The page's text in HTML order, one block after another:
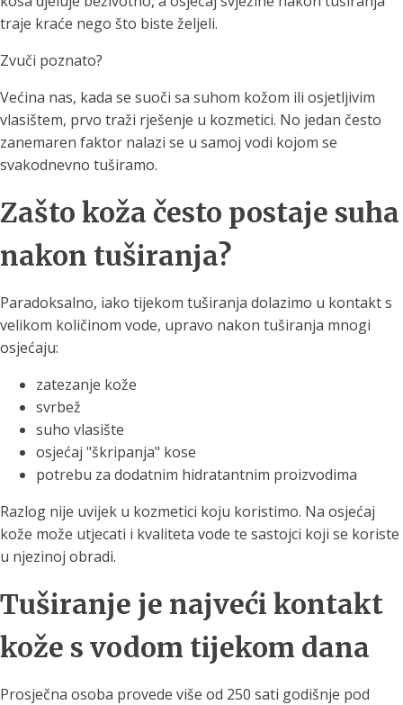
traje kraće nego što biste željeli.
Zvuči poznato?
Većina nas, kada se suoči sa suhom kožom ili osjetljivim
vlasištem, prvo traži rješenje u kozmetici. No jedan često
zanemaren faktor nalazi se u samoj vodi kojom se
svakodnevno tuširamo.
Zašto koža često postaje suha
nakon tuširanja?
Paradoksalno, iako tijekom tuširanja dolazimo u kontakt s
velikom količinom vode, upravo nakon tuširanja mnogi
osjećaju:
zatezanje kože
svrbež
suho vlasište
osjećaj "škripanja" kose
potrebu za dodatnim hidratantnim proizvodima
Razlog nije uvijek u kozmetici koju koristimo. Na osjećaj
kože može utjecati i kvaliteta vode te sastojci koji se koriste
u njezinoj obradi.
Tuširanje je najveći kontakt
kože s vodom tijekom dana
Prosječna osoba provede više od 250 sati godišnje pod